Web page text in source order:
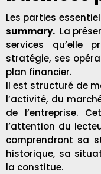
Les parties
summary. La
services qu’elle
stratégie, ses
plan financier.
Il est structuré de
l’activité, du
de l’entreprise.
l’attention du
comprendront sa
historique, sa
la constitue.